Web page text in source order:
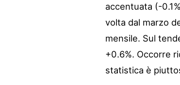
accentuata (-
volta dal marzo
mensile. Sul
+0.6%. Occorre
statistica è